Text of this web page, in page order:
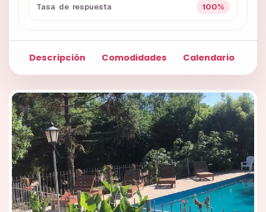
Tasa de respuesta 100%
Descripción Comodidades Calendario